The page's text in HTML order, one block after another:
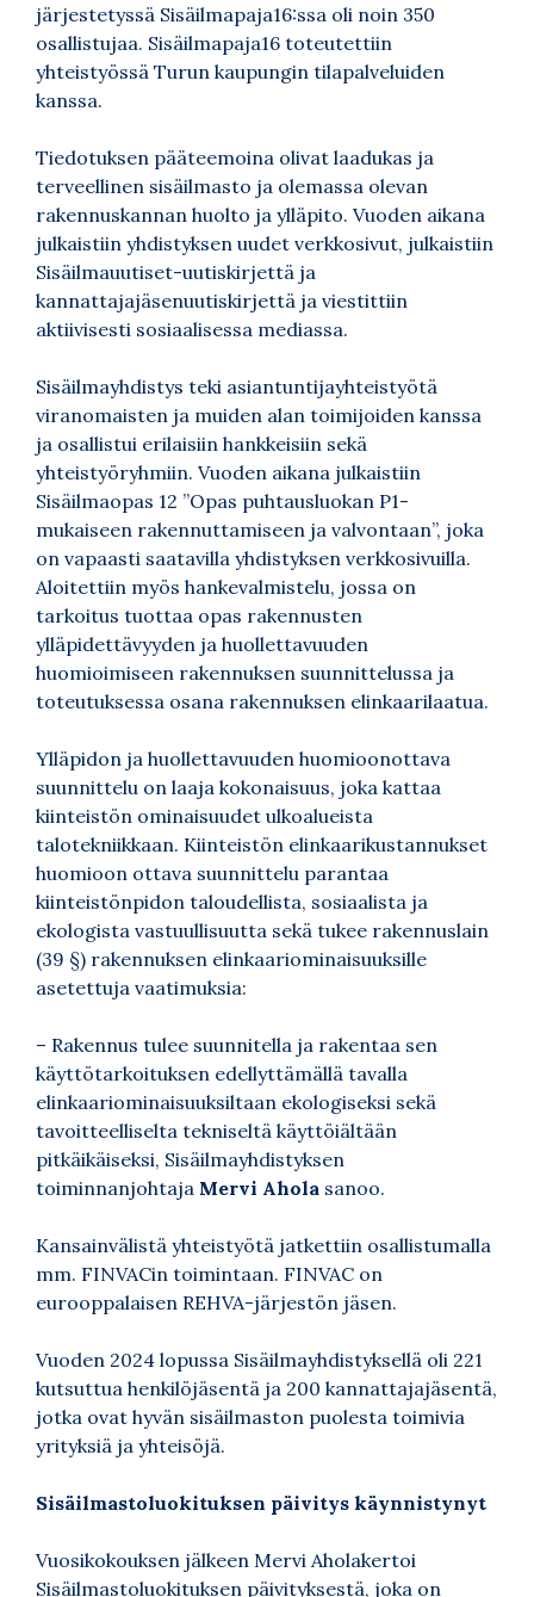
järjestetyssä Sisäilmapaja16:ssa oli noin 350
osallistujaa. Sisäilmapaja16 toteutettiin
yhteistyössä Turun kaupungin tilapalveluiden
kanssa.
Tiedotuksen pääteemoina olivat laadukas ja
terveellinen sisäilmasto ja olemassa olevan
rakennuskannan huolto ja ylläpito. Vuoden aikana
julkaistiin yhdistyksen uudet verkkosivut, julkaistiin
Sisäilmauutiset-uutiskirjettä ja
kannattajajäsenuutiskirjettä ja viestittiin
aktiivisesti sosiaalisessa mediassa.
Sisäilmayhdistys teki asiantuntijayhteistyötä
viranomaisten ja muiden alan toimijoiden kanssa
ja osallistui erilaisiin hankkeisiin sekä
yhteistyöryhmiin. Vuoden aikana julkaistiin
Sisäilmaopas 12 ”Opas puhtausluokan P1-
mukaiseen rakennuttamiseen ja valvontaan”, joka
on vapaasti saatavilla yhdistyksen verkkosivuilla.
Aloitettiin myös hankevalmistelu, jossa on
tarkoitus tuottaa opas rakennusten
ylläpidettävyyden ja huollettavuuden
huomioimiseen rakennuksen suunnittelussa ja
toteutuksessa osana rakennuksen elinkaarilaatua.
Ylläpidon ja huollettavuuden huomioonottava
suunnittelu on laaja kokonaisuus, joka kattaa
kiinteistön ominaisuudet ulkoalueista
talotekniikkaan. Kiinteistön elinkaarikustannukset
huomioon ottava suunnittelu parantaa
kiinteistönpidon taloudellista, sosiaalista ja
ekologista vastuullisuutta sekä tukee rakennuslain
(39 §) rakennuksen elinkaariominaisuuksille
asetettuja vaatimuksia:
– Rakennus tulee suunnitella ja rakentaa sen
käyttötarkoituksen edellyttämällä tavalla
elinkaariominaisuuksiltaan ekologiseksi sekä
tavoitteelliselta tekniseltä käyttöiältään
pitkäikäiseksi, Sisäilmayhdistyksen
toiminnanjohtaja Mervi Ahola sanoo.
Kansainvälistä yhteistyötä jatkettiin osallistumalla
mm. FINVACin toimintaan. FINVAC on
eurooppalaisen REHVA-järjestön jäsen.
Vuoden 2024 lopussa Sisäilmayhdistyksellä oli 221
kutsuttua henkilöjäsentä ja 200 kannattajajäsentä,
jotka ovat hyvän sisäilmaston puolesta toimivia
yrityksiä ja yhteisöjä.
Sisäilmastoluokituksen päivitys käynnistynyt
Vuosikokouksen jälkeen Mervi Aholakertoi
Sisäilmastoluokituksen päivityksestä, joka on